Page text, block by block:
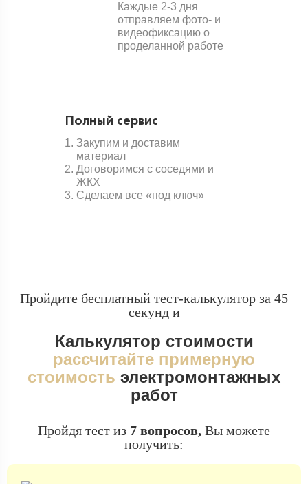
Каждые 2-3 дня
отправляем фото- и
видеофиксацию о
проделанной работе
Полный сервис
Закупим и доставим
материал
Договоримся с соседями и
ЖКХ
Сделаем все «под ключ»
Пройдите бесплатный тест-калькулятор за 45
секунд и
Калькулятор стоимости
рассчитайте примерную
стоимость электромонтажных
работ
Пройдя тест из 7 вопросов, Вы можете
получить: